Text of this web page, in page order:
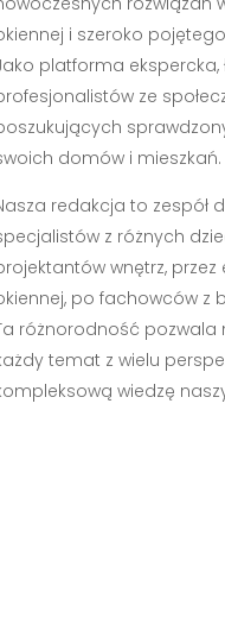
i szeroko
platforma ekspercka,
ze
domów i mieszkań.
redakcja to zespół
z różnych
wnętrz,
po fachowców z
różnorodność pozwala
temat z wielu
wiedzę